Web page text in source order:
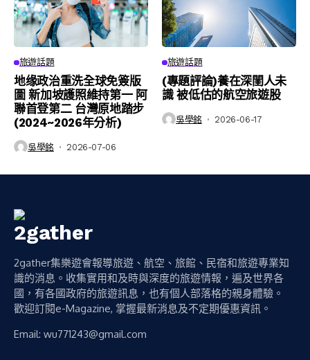
旅遊話題
地缘政治重洗全球免簽版
圖 新加坡護照維持第一 阿
聯首登第二 台灣原地踏步
(2024~2026年分析)
吳學銘 2026-07-06
旅遊話題
(專題評論)養在深閨人未
識 被低估的航空旅遊股
吳學銘 2026-06-17
2gather集樂遊會報導旅遊、航空、旅館、民宿和旅遊專業知
識的消息。收集實用和及時與深度的旅遊情報，遍及世界各
國，有各國政府的旅遊訊息，也有個人部落格的親身體驗。
歡迎訂閱e-Magazine, 掌握最新消息及不定期優惠資訊。
Email: wu771243@gmail.com